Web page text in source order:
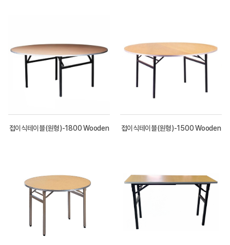
접이식테이블(원형)-1800 Wooden 접이식테이블(원형)-1500 Wooden